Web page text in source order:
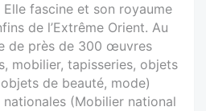
fascine et son royaume
de l’Extrême Orient. Au
de près de 300 œuvres
mobilier, tapisseries, objets
de beauté, mode)
(Mobilier national